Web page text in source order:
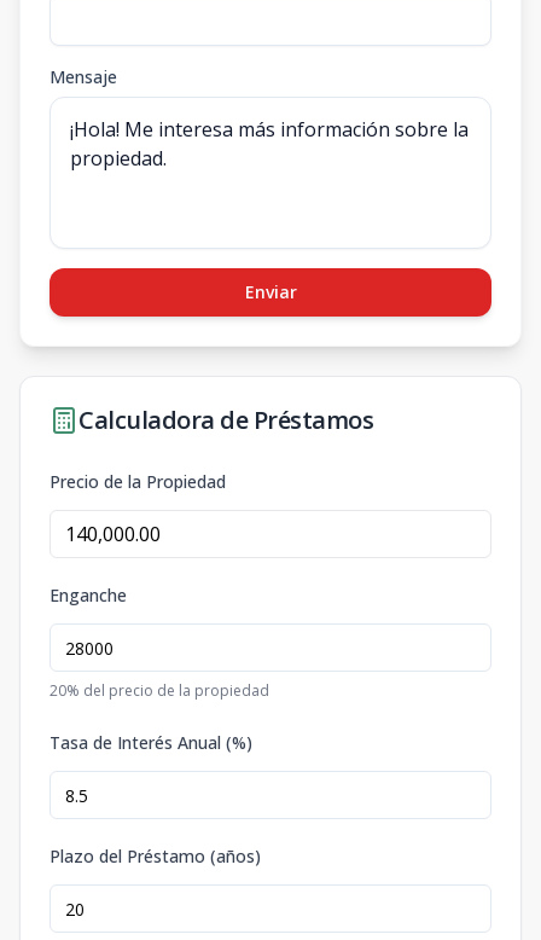
Mensaje
Enviar
Calculadora de Préstamos
Precio de la Propiedad
Enganche
20% del precio de la propiedad
Tasa de Interés Anual (%)
Plazo del Préstamo (años)